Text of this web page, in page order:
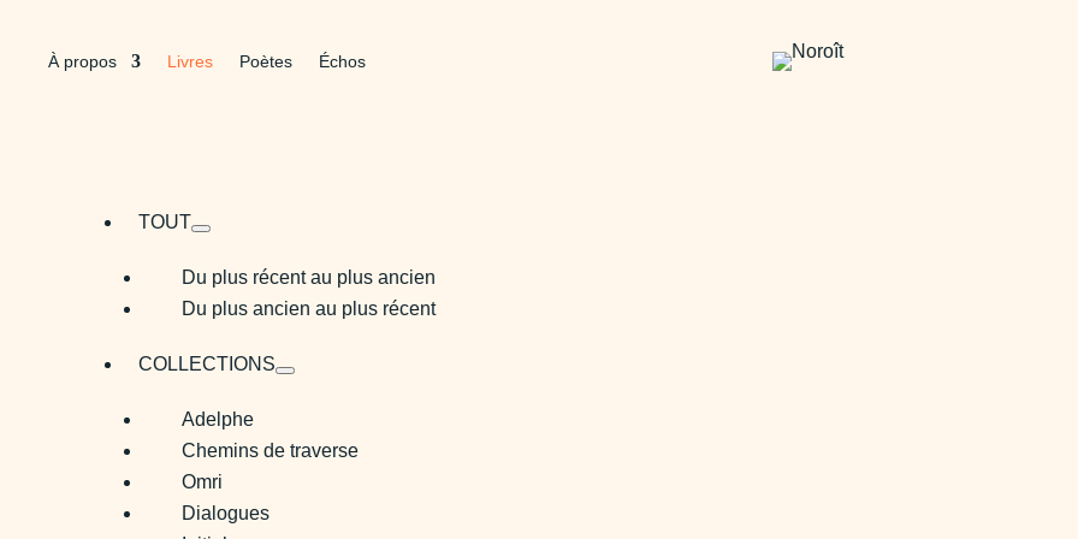
À propos Livres Poètes Échos
TOUT
Du plus récent au plus ancien
Du plus ancien au plus récent
COLLECTIONS
Adelphe
Chemins de traverse
Omri
Dialogues